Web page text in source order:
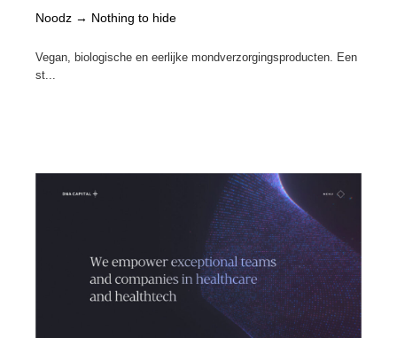
Noodz → Nothing to hide
Vegan, biologische en eerlijke mondverzorgingsproducten. Een
st...